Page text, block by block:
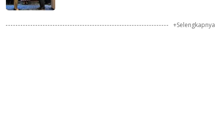
+Selengkapnya